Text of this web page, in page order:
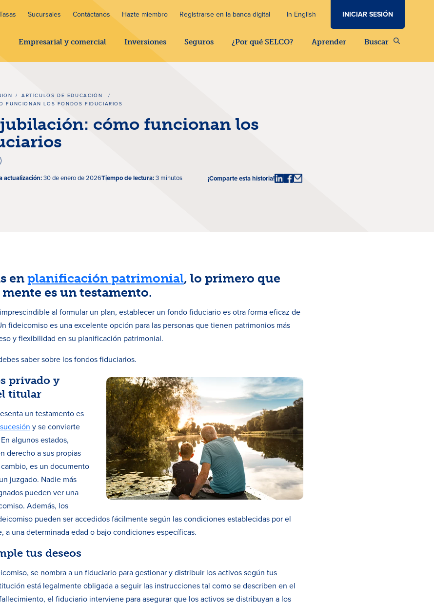
Sucursales Contáctanos Hazte miembro Registrarse en la banca digital In English INICIAR SESIÓN
Empresarial y comercial Inversiones Seguros ¿Por qué SELCO? Aprender Buscar
/ ARTÍCULOS DE EDUCACIÓN
/
FUNCIONAN LOS FONDOS FIDUCIARIOS
cómo funcionan los
actualización:30 de enero de 2026Tiempo de lectura:3 minutos ¡Comparte esta historia!
enplanificación patrimonial, lo primero que
es un testamento.
al formular un plan, establecer un fondo fiduciario es otra forma eficaz de
fideicomiso es una excelente opción para las personas que tienen patrimonios más
y flexibilidad en su planificación patrimonial.
saber sobre los fondos fiduciarios.
privado y
titular
un testamento es
y se convierte
algunos estados,
derecho a sus propias
es un documento
juzgado. Nadie más
pueden ver una
Además, los
pueden ser accedidos fácilmente según las condiciones establecidas por el
a una determinada edad o bajo condiciones específicas.
tus deseos
se nombra a un fiduciario para gestionar y distribuir los activos según tus
está legalmente obligada a seguir las instrucciones tal como se describen en el
el fiduciario interviene para asegurar que los activos se distribuyan a los